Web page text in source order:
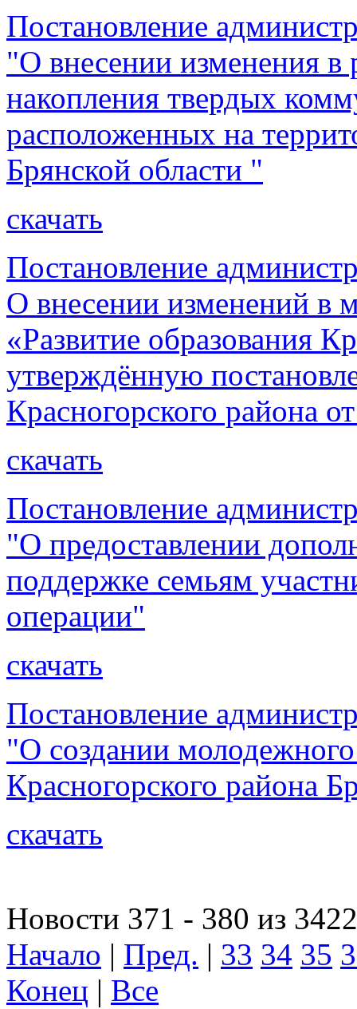
Постановление
"О внесении изменения в
накопления твердых
расположенных на
Брянской области "
скачать
Постановление
О внесении изменений в
«Развитие образования
утверждённую
Красногорского района
скачать
Постановление
"О предоставлении
поддержке семьям
операции"
скачать
Постановление
"О создании
Красногорского района
скачать
Новости 371 - 380 из 3422
Начало | Пред. | 33 34 35
Конец | Все